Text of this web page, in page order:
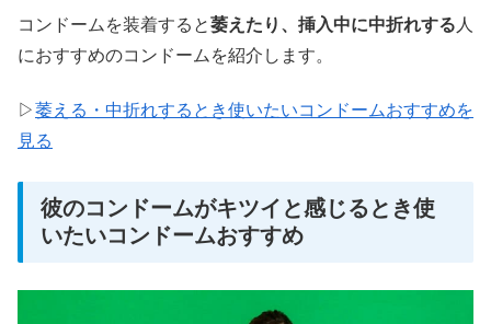
コンドームを装着すると萎えたり、挿入中に中折れする 人
におすすめのコンドームを紹介します。
▷萎える・中折れするとき使いたいコンドームおすすめを
見る
彼のコンドームがキツイと感じるとき使
いたいコンドームおすすめ